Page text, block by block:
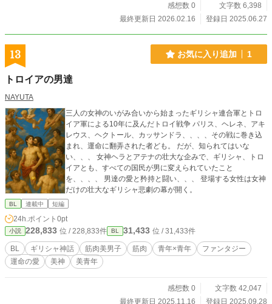
しそうに食べている。 樹はお菓子作りの楽しさを思い出す。 私の作ったお菓子
で人が笑顔になるって言いな、と思う樹 いつかお菓子を出せるお店を開きた
うな場所を作りたいと思い、カフェ『ボルタジョイエ』を開く。
感想数 0
文字数 6,398
最終更新日 2026.02.16
登録日 2025.06.27
13 お気に入り追加 1
トロイアの男達
NAYUTA
三人の女神のいがみ合いから始まったギリシャ連合軍とトロ
イア軍による10年に及んだトロイ戦争 パリス、ヘレネ、アキ
レウス、ヘクトール、カッサンドラ、、、、その戦に巻き込
まれ、運命に翻弄された者ども。 だが、知られてはいな
い、、、 女神ヘラとアテナの壮大な企みで、ギリシャ、トロ
イアとも、すべての国民が男に変えられていたこと
を、、、、 男達の愛と矜持と闘い、、、 登場する女性は女神
だけの壮大なギリシャ悲劇の幕が開く。
BL 連載中 短編
24h.ポイント 0pt
小説 228,833 位 / 228,833件 BL 31,433 位 / 31,433件
BL ギリシャ神話 筋肉美男子 筋肉 青年×青年
ファンタジー
運命の愛
美神 美青年
感想数 0
文字数 42,047
最終更新日 2025.11.16
登録日 2025.09.28